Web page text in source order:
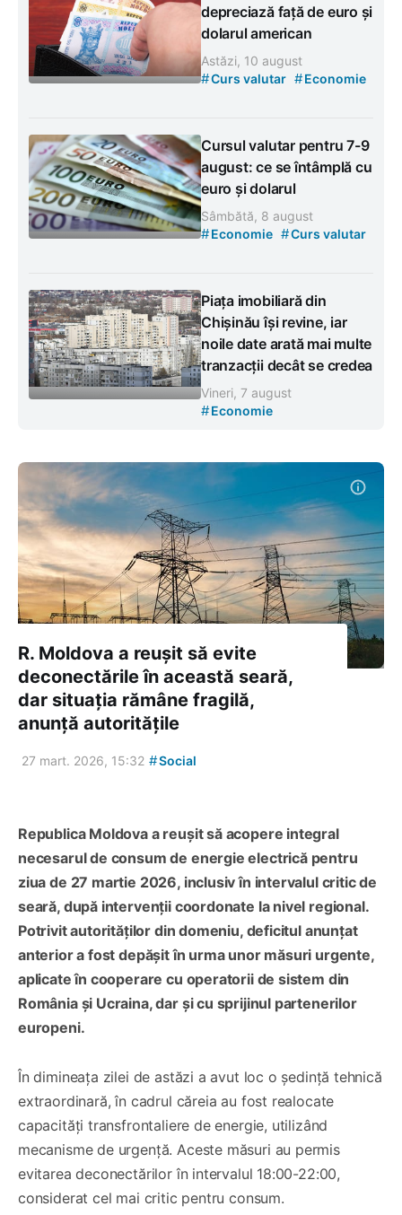
depreciază față de euro și
dolarul american
Astăzi, 10 august
#Curs valutar #Economie
Cursul valutar pentru 7-9
august: ce se întâmplă cu
euro și dolarul
Sâmbătă, 8 august
#Economie #Curs valutar
Piața imobiliară din
Chișinău își revine, iar
noile date arată mai multe
tranzacții decât se credea
Vineri, 7 august
#Economie
R. Moldova a reușit să evite
deconectările în această seară,
dar situația rămâne fragilă,
anunță autoritățile
27 mart. 2026, 15:32 #Social
Republica Moldova a reușit să acopere integral
necesarul de consum de energie electrică pentru
ziua de 27 martie 2026, inclusiv în intervalul critic de
seară, după intervenții coordonate la nivel regional.
Potrivit autorităților din domeniu, deficitul anunțat
anterior a fost depășit în urma unor măsuri urgente,
aplicate în cooperare cu operatorii de sistem din
România și Ucraina, dar și cu sprijinul partenerilor
europeni.
În dimineața zilei de astăzi a avut loc o ședință tehnică
extraordinară, în cadrul căreia au fost realocate
capacități transfrontaliere de energie, utilizând
mecanisme de urgență. Aceste măsuri au permis
evitarea deconectărilor în intervalul 18:00-22:00,
considerat cel mai critic pentru consum.